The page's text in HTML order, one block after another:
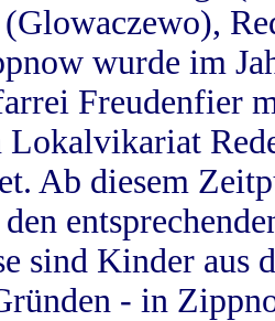
wurde im
Freudenfier
Lokalvikariat
Ab diesem
sind Kinder aus
- in